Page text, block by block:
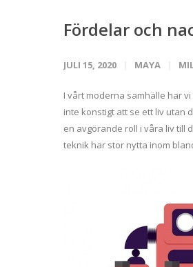
Fördelar och
JULI 15, 2020 MAYA
I vårt moderna samhälle har
inte konstigt att se ett liv utan
en avgörande roll i våra liv till
teknik har stor nytta inom